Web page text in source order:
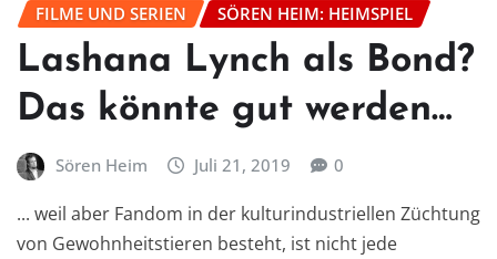
FILME UND SERIEN SÖREN HEIM: HEIMSPIEL
Lashana Lynch als Bond?
Das könnte gut werden…
Sören Heim Juli 21, 2019 0
... weil aber Fandom in der kulturindustriellen Züchtung
von Gewohnheitstieren besteht, ist nicht jede